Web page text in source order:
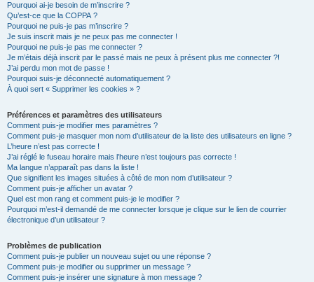
Pourquoi ai-je besoin de m’inscrire ?
Qu’est-ce que la COPPA ?
Pourquoi ne puis-je pas m’inscrire ?
Je suis inscrit mais je ne peux pas me connecter !
Pourquoi ne puis-je pas me connecter ?
Je m’étais déjà inscrit par le passé mais ne peux à présent plus me connecter ?!
J’ai perdu mon mot de passe !
Pourquoi suis-je déconnecté automatiquement ?
À quoi sert « Supprimer les cookies » ?
Préférences et paramètres des utilisateurs
Comment puis-je modifier mes paramètres ?
Comment puis-je masquer mon nom d’utilisateur de la liste des utilisateurs en ligne ?
L’heure n’est pas correcte !
J’ai réglé le fuseau horaire mais l’heure n’est toujours pas correcte !
Ma langue n’apparaît pas dans la liste !
Que signifient les images situées à côté de mon nom d’utilisateur ?
Comment puis-je afficher un avatar ?
Quel est mon rang et comment puis-je le modifier ?
Pourquoi m’est-il demandé de me connecter lorsque je clique sur le lien de courrier
électronique d’un utilisateur ?
Problèmes de publication
Comment puis-je publier un nouveau sujet ou une réponse ?
Comment puis-je modifier ou supprimer un message ?
Comment puis-je insérer une signature à mon message ?